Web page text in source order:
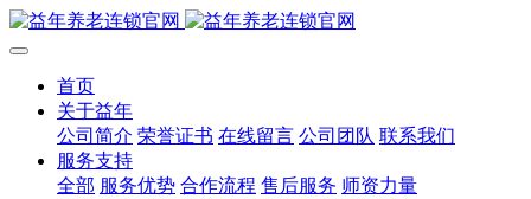
首页
关于益年
公司简介 荣誉证书 在线留言 公司团队 联系我们
服务支持
全部 服务优势 合作流程 售后服务 师资力量